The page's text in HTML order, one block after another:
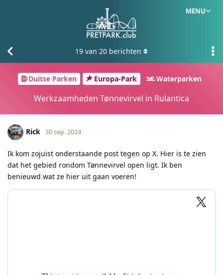
MENU
Duitse Parken Europa-Park Waterparken
Werkzaamheden Tønnevirvel in Rulantica
19 van 20 berichten
Rick 30 sep. 2024
Ik kom zojuist onderstaande post tegen op X. Hier is te zien
dat het gebied rondom Tønnevirvel open ligt. Ik ben
benieuwd wat ze hier uit gaan voeren!